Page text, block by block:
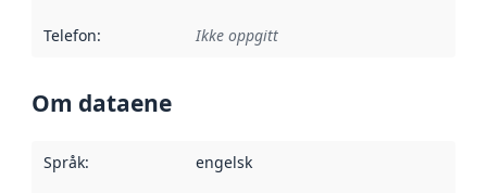
Telefon: Ikke oppgitt
Om dataene
Språk: engelsk